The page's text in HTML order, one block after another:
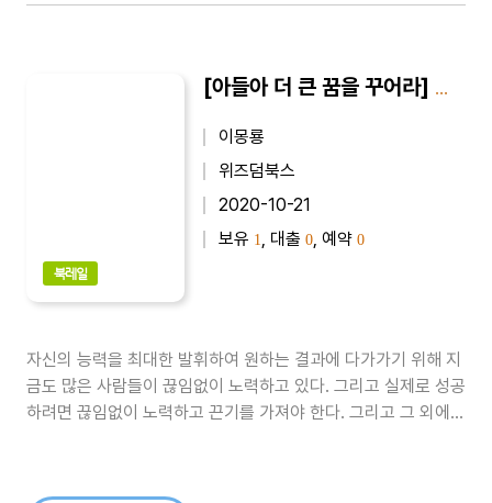
북레일
[아들아 더 큰 꿈을 꾸어라] 아들아 더 큰 꿈을 꾸어라 4
이몽룡
위즈덤북스
2020-10-21
보유 1 , 대출 0 , 예약 0
자신의 능력을 최대한 발휘하여 원하는 결과에 다가가기 위해 지
금도 많은 사람들이 끊임없이 노력하고 있다. 그리고 실제로 성공
하려면 끊임없이 노력하고 끈기를 가져야 한다. 그리고 그 외에도